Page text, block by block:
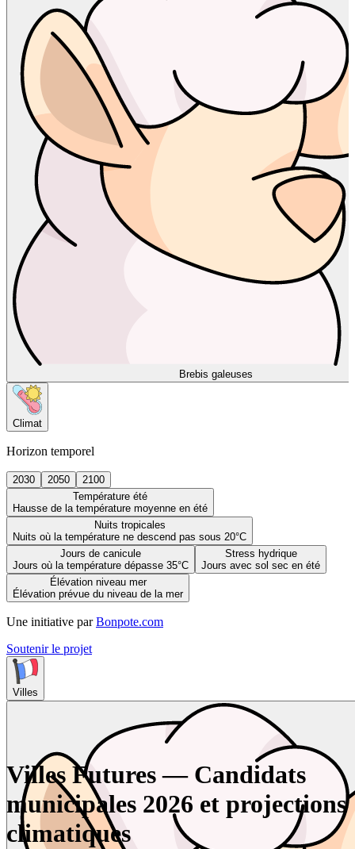
Brebis galeuses
Climat
Horizon temporel
2030 2050
2100
Température été
Hausse de la température moyenne en été
Nuits tropicales
Nuits où la température ne descend pas sous 20°C
Jours de canicule
Jours où la température dépasse 35°C
Stress hydrique
Jours avec sol sec en été
Élévation niveau mer
Élévation prévue du niveau de la mer
Une initiative par Bonpote.com
Soutenir le projet
Villes
Villes Futures — Candidats
municipales 2026 et projections
climatiques